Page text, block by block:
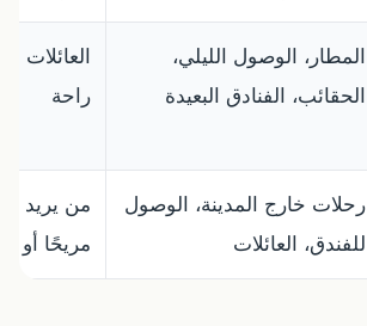
المطار، الوصول الليلي،
الحقائب، الفنادق البعيدة
العائلات
راحة
رحلات خارج المدينة، الوصول
للفندق، العائلات
من يريد
مريحًا أو